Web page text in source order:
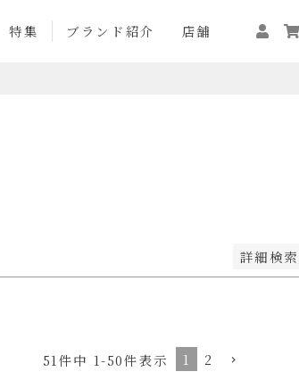
特集 ブランド紹介 店舗
詳細検索
51 件中 1-50件表示 1 2